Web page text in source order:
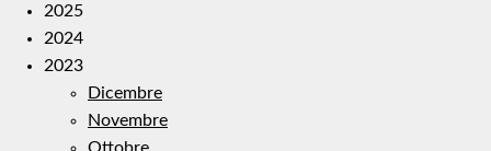
2025
2024
2023
Dicembre
Novembre